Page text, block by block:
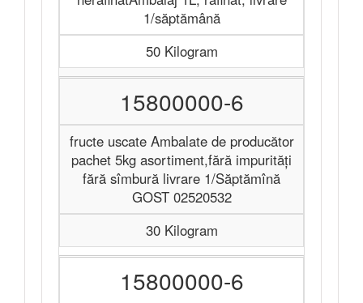
1/săptămână
50 Kilogram
15800000-6
fructe uscate Ambalate de producător
pachet 5kg asortiment,fără impurităţi
fără sîmbură livrare 1/Săptămînă
GOST 02520532
30 Kilogram
15800000-6